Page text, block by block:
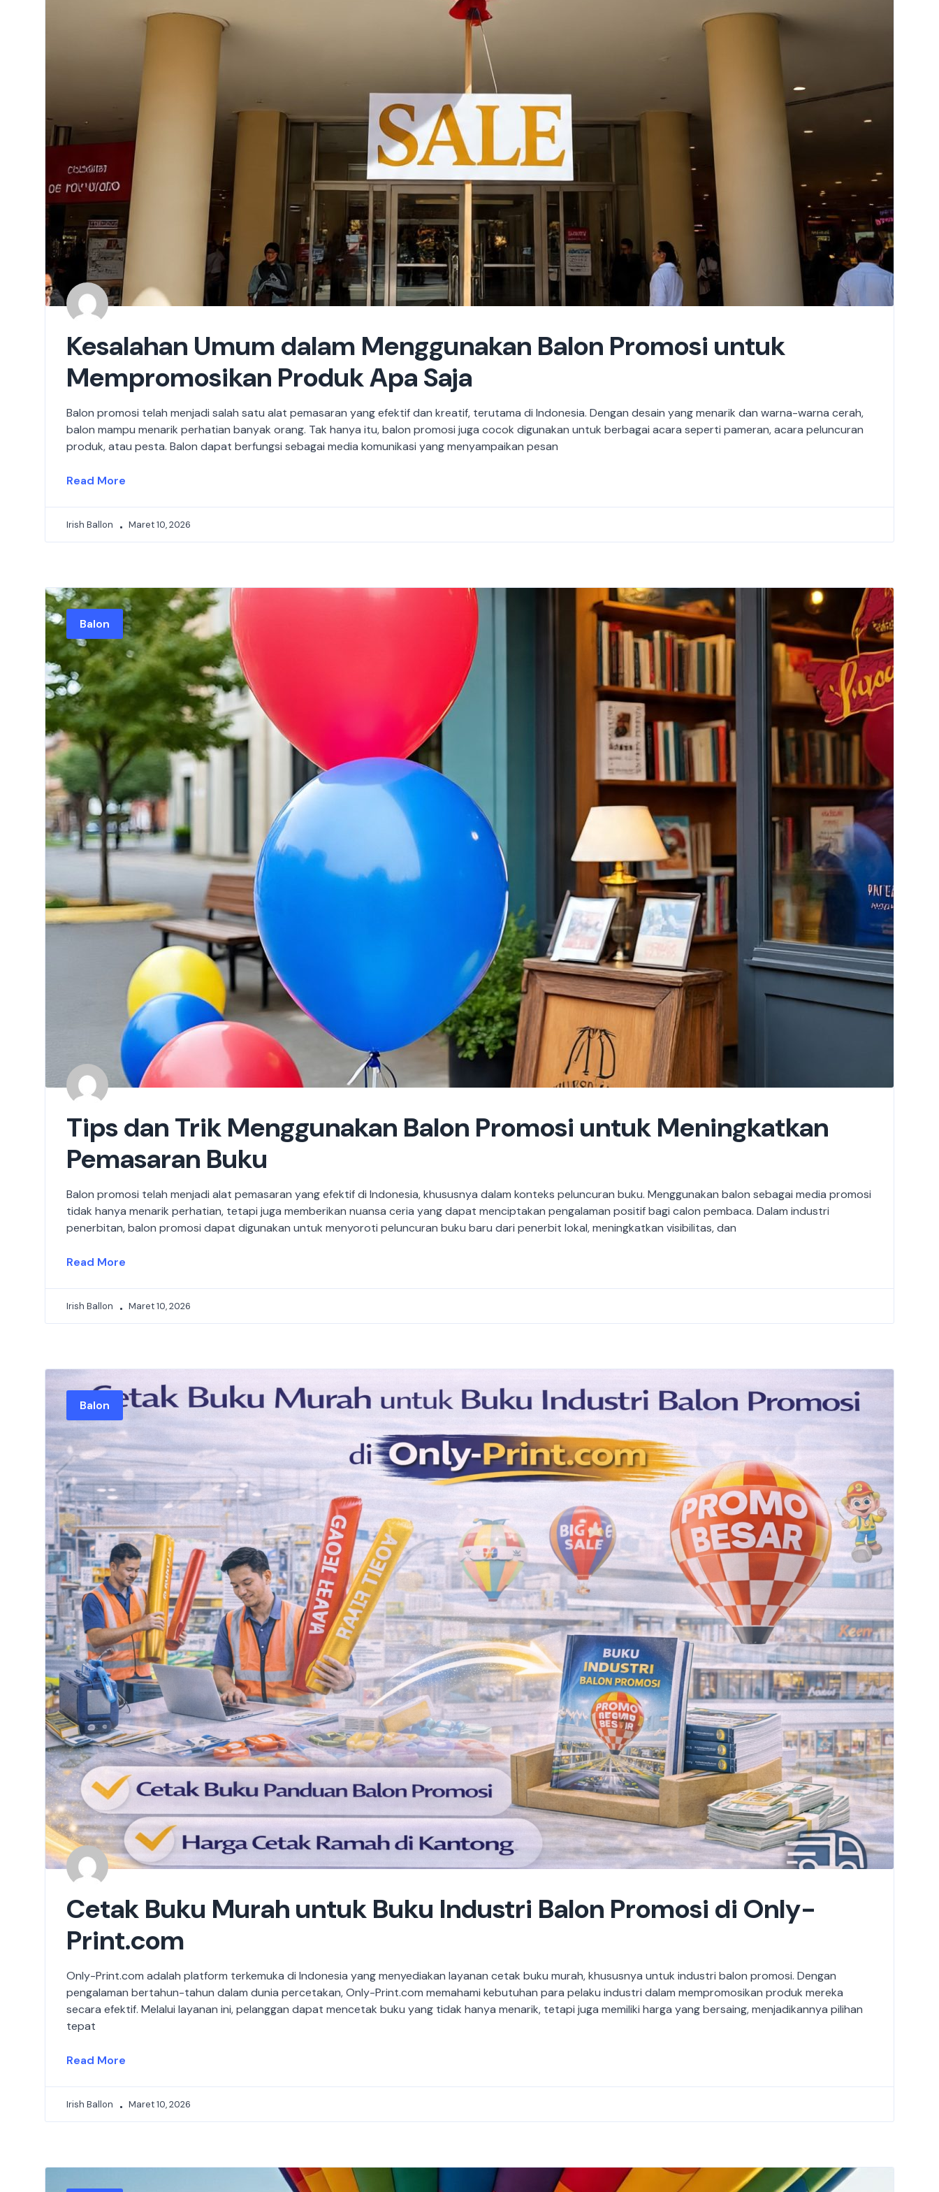
Kesalahan Umum dalam Menggunakan Balon Promosi untuk
Mempromosikan Produk Apa Saja
Balon promosi telah menjadi salah satu alat pemasaran yang efektif dan kreatif, terutama di Indonesia. Dengan desain yang menarik dan warna-warna cerah,
balon mampu menarik perhatian banyak orang. Tak hanya itu, balon promosi juga cocok digunakan untuk berbagai acara seperti pameran, acara peluncuran
produk, atau pesta. Balon dapat berfungsi sebagai media komunikasi yang menyampaikan pesan
Read More
Irish Ballon Maret 10, 2026
Balon
Tips dan Trik Menggunakan Balon Promosi untuk Meningkatkan
Pemasaran Buku
Balon promosi telah menjadi alat pemasaran yang efektif di Indonesia, khususnya dalam konteks peluncuran buku. Menggunakan balon sebagai media promosi
tidak hanya menarik perhatian, tetapi juga memberikan nuansa ceria yang dapat menciptakan pengalaman positif bagi calon pembaca. Dalam industri
penerbitan, balon promosi dapat digunakan untuk menyoroti peluncuran buku baru dari penerbit lokal, meningkatkan visibilitas, dan
Read More
Irish Ballon Maret 10, 2026
Balon
Cetak Buku Murah untuk Buku Industri Balon Promosi di Only-
Print.com
Only-Print.com adalah platform terkemuka di Indonesia yang menyediakan layanan cetak buku murah, khususnya untuk industri balon promosi. Dengan
pengalaman bertahun-tahun dalam dunia percetakan, Only-Print.com memahami kebutuhan para pelaku industri dalam mempromosikan produk mereka
secara efektif. Melalui layanan ini, pelanggan dapat mencetak buku yang tidak hanya menarik, tetapi juga memiliki harga yang bersaing, menjadikannya pilihan
tepat
Read More
Irish Ballon Maret 10, 2026